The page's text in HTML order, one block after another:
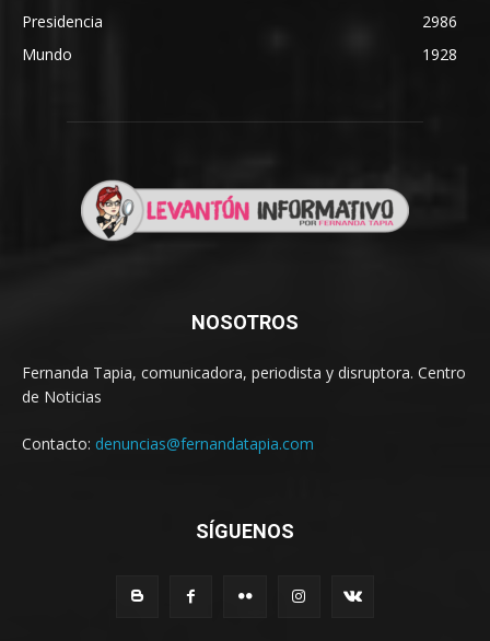
Presidencia
2986
Mundo
1928
NOSOTROS
Fernanda Tapia, comunicadora, periodista y disruptora. Centro
de Noticias
Contacto: denuncias@fernandatapia.com
SÍGUENOS